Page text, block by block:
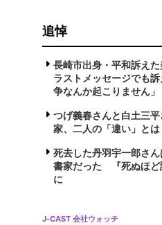
追悼
長崎市出身・平和訴え
ラストメッセージでも
争なんか起こりません」
つげ義春さんと白土三
家、二人の「違い」とは
死去した丹羽宇一郎さ
書家だった 『死ぬほど
に
J-CAST 会社ウォッチ